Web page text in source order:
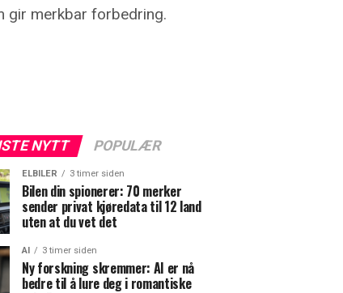
gir merkbar forbedring.
NYTT POPULÆR
ELBILER 3 timer siden
Bilen din spionerer: 70 merker
sender privat kjøredata til 12 land
uten at du vet det
AI 3 timer siden
Ny forskning skremmer: AI er nå
bedre til å lure deg i romantiske